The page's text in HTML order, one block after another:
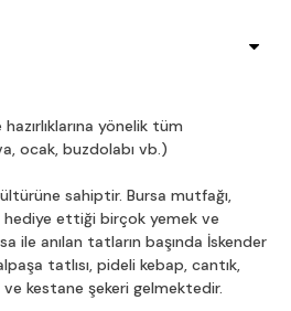
yönelik tüm
ocak, buzdolabı vb.)
sahiptir. Bursa mutfağı,
hediye ettiği birçok yemek ve
ile anılan tatların başında İskender
tatlısı, pideli kebap, cantık,
kestane şekeri gelmektedir.